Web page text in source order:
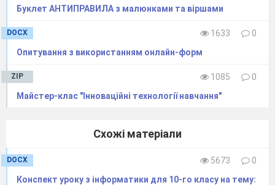
Буклет АНТИПРАВИЛА з малюнками та віршами
DOCX 1633
0
Опитування з використанням онлайн-форм
ZIP 1085
0
Майстер-клас "Інноваційні технології навчання"
Схожі матеріали
DOCX 5673
0
Конспект уроку з інформатики для 10-го класу на тему: